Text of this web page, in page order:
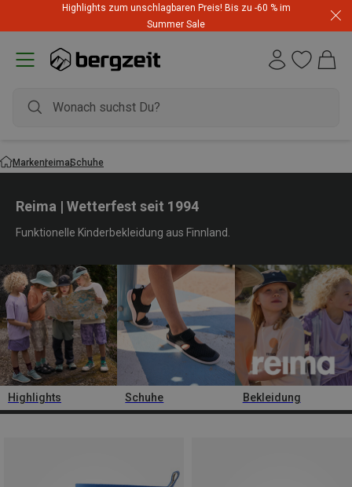
Highlights zum unschlagbaren Preis! Bis zu -60 % im
Summer Sale
MarkenreimaSchuhe
Reima | Wetterfest seit 1994
Funktionelle Kinderbekleidung aus Finnland.
Highlights Schuhe Bekleidung